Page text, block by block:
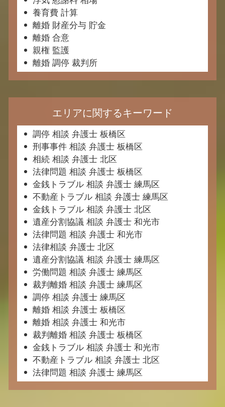
養育費 計算
離婚 財産分与 貯金
離婚 合意
親権 監護
離婚 調停 裁判所
エリアに関するキーワード
調停 相談 弁護士 板橋区
刑事事件 相談 弁護士 板橋区
相続 相談 弁護士 北区
法律問題 相談 弁護士 板橋区
金銭トラブル 相談 弁護士 練馬区
不動産トラブル 相談 弁護士 練馬区
金銭トラブル 相談 弁護士 北区
遺産分割協議 相談 弁護士 和光市
法律問題 相談 弁護士 和光市
法律相談 弁護士 北区
遺産分割協議 相談 弁護士 練馬区
労働問題 相談 弁護士 練馬区
裁判離婚 相談 弁護士 練馬区
調停 相談 弁護士 練馬区
離婚 相談 弁護士 板橋区
離婚 相談 弁護士 和光市
裁判離婚 相談 弁護士 板橋区
金銭トラブル 相談 弁護士 和光市
不動産トラブル 相談 弁護士 北区
法律問題 相談 弁護士 練馬区